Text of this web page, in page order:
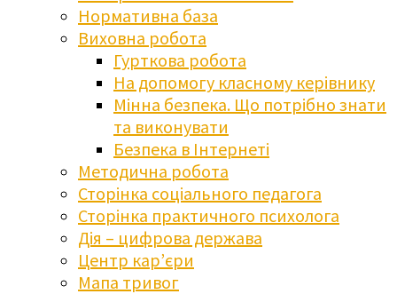
Нормативна база
Виховна робота
Гурткова робота
На допомогу класному керівнику
Мінна безпека. Що потрібно знати
та виконувати
Безпека в Інтернеті
Методична робота
Сторінка соціального педагога
Сторінка практичного психолога
Дія – цифрова держава
Центр кар’єри
Мапа тривог